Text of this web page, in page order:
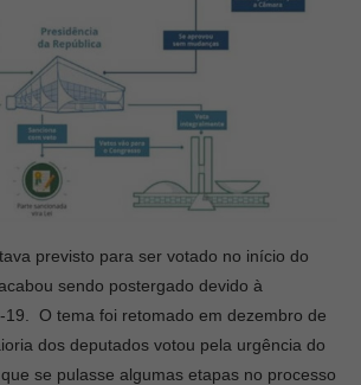
previsto para ser votado no início do
sendo postergado devido à
19. O tema foi retomado em dezembro de
dos deputados votou pela urgência do
se pulasse algumas etapas no processo